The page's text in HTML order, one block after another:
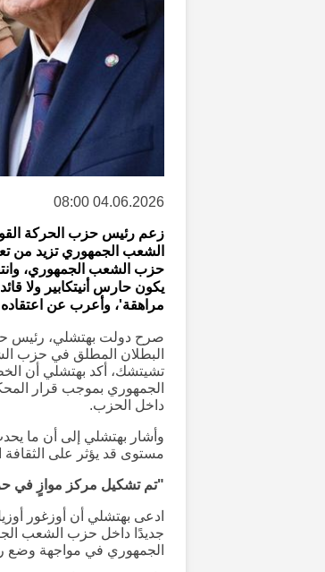
04.06.2026 08:00
زعم رئيس حزب الحركة
الشعب الجمهوري تزيد من
حزب الشعب الجمهوري،
يكون حارس أنيتكابير ولا
مراهقة'، وأعرب عن
صرح دولت بهتشلي، رئيس
البطلان المطلق في حزب
تشيتشك، أكد بهتشلي أن
الجمهوري بموجب قرار
داخل الحزب.
وأشار بهتشلي إلى أن ما
مستوى قد يؤثر على الثقافة
"تم تشكيل مركز موازٍ في
ادعى بهتشلي أن أوزغور
جديدًا داخل حزب الشعب
الجمهوري في مواجهة وضع